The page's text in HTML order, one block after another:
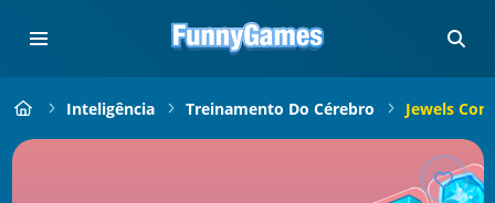
Inteligência Treinamento Do Cérebro Jewels